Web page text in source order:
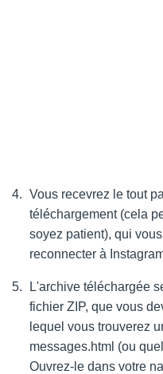
Vous recevrez le tout
téléchargement (cela
soyez patient), qui
reconnecter à
L'archive téléchargée
fichier ZIP, que vous
lequel vous trouverez
messages.html (ou
Ouvrez-le dans votre